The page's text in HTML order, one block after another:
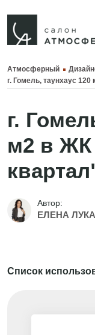
Атмосферный
г. Гомель, таунхаус
г.
м2 в
Автор:
ЕЛЕНА
Список